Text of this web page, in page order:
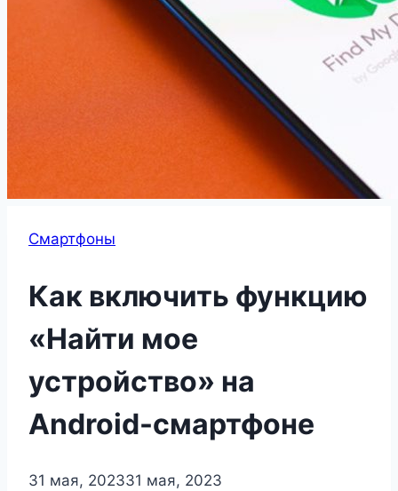
Смартфоны
Как включить функцию
«Найти мое
устройство» на
Android-смартфоне
31 мая, 202331 мая, 2023